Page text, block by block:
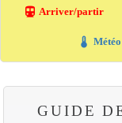
directions_transit Arriver/partir
thermostat Météo
GUIDE